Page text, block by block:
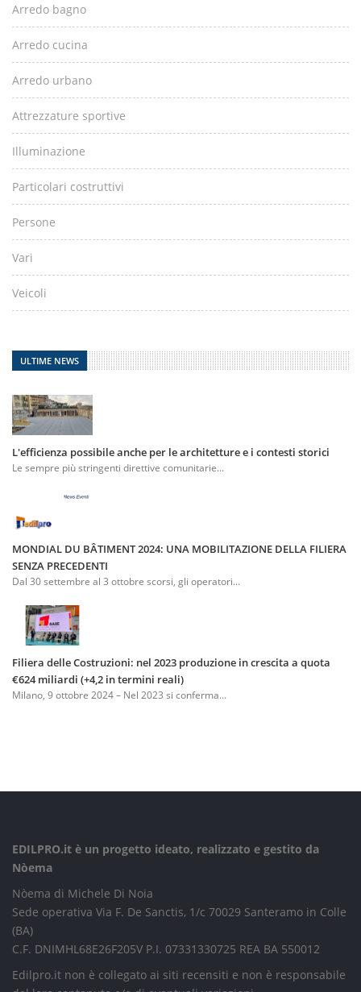
Arredo bagno
Arredo cucina
Arredo urbano
Attrezzature sportive
Illuminazione
Particolari costruttivi
Persone
Vari
Veicoli
ULTIME NEWS
L'efficienza possibile anche per le architetture e i contesti storici
Le sempre più stringenti direttive comunitarie...
MONDIAL DU BÂTIMENT 2024: UNA MOBILITAZIONE DELLA FILIERA
SENZA PRECEDENTI
Dal 30 settembre al 3 ottobre scorsi, gli operatori...
Filiera delle Costruzioni: nel 2023 produzione in crescita a quota
€624 miliardi (+4,2 in termini reali)
Milano, 9 ottobre 2024 – Nel 2023 si conferma...
EDILPRO.it è un progetto ideato, realizzato e gestito da
Nòema
Nòema di Michele Di Noia
Sede operativa Via F. De Sanctis, 1/c 70029 Santeramo in Colle
(BA)
C.F. DNIMHL68E26F205V P.I. 07331330725 REA BA 550012
Edilpro.it non è collegato ai siti recensiti e non è responsabile